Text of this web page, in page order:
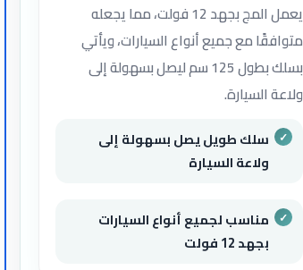
يعمل المج بجهد 12 فولت، مما يجعله
متوافقًا مع جميع أنواع السيارات، ويأتي
بسلك بطول 125 سم ليصل بسهولة إلى
ولاعة السيارة.
سلك طويل يصل بسهولة إلى
ولاعة السيارة
مناسب لجميع أنواع السيارات
بجهد 12 فولت